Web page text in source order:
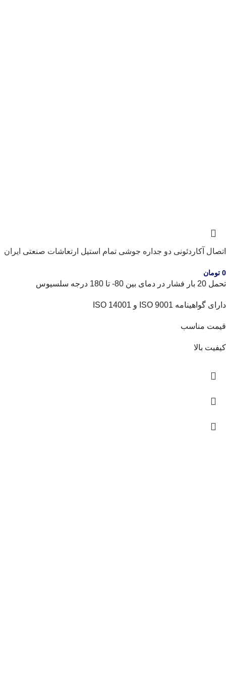
اتصال آکاردئونی دو جداره جوشی تمام استیل ارتعاشات صنعتی ایران
0 تومان
تحمل 20 بار فشار در دمای بین 80- تا 180 درجه سلسیوس
دارای گواهینامه ISO 9001 و ISO 14001
قیمت مناسب
کیفیت بالا